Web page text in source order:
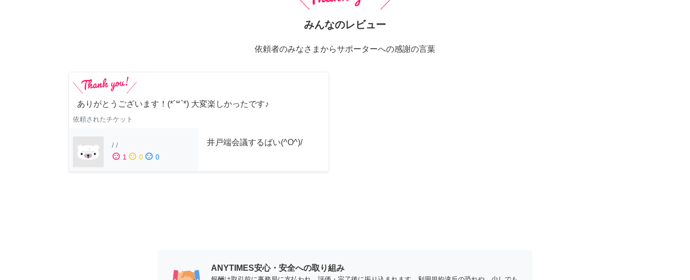
みんなのレビュー
依頼者のみなさまからサポーターへの感謝の言葉
ありがとうございます！(*´꒳`*) 大変楽しかったです♪
依頼されたチケット
/ /
sentiment_satisfied 1 sentiment_neutral 0 sentiment_dissatisfied 0
井戸端会議するばい(^O^)/
ANYTIMES安心・安全への取り組み